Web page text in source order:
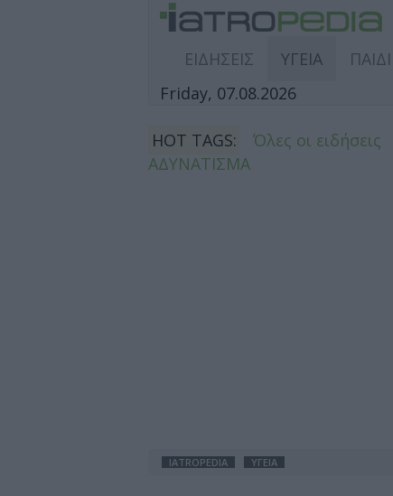
ΕΙΔΗΣΕΙΣ ΥΓΕΙΑ ΠΑΙΔΙ
Friday, 07.08.2026
HOT TAGS: Όλες οι ειδήσεις
ΑΔΥΝΑΤΙΣΜΑ
IATROPEDIA ΥΓΕΙΑ